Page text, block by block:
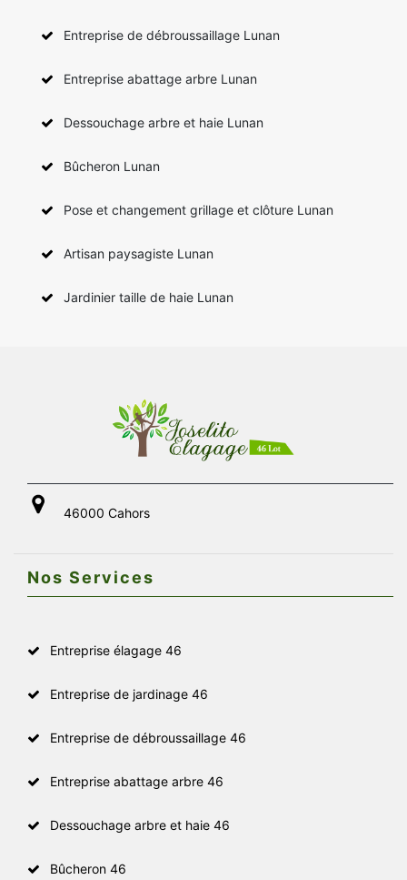
Entreprise de débroussaillage Lunan
Entreprise abattage arbre Lunan
Dessouchage arbre et haie Lunan
Bûcheron Lunan
Pose et changement grillage et clôture Lunan
Artisan paysagiste Lunan
Jardinier taille de haie Lunan
46000 Cahors
Nos Services
Entreprise élagage 46
Entreprise de jardinage 46
Entreprise de débroussaillage 46
Entreprise abattage arbre 46
Dessouchage arbre et haie 46
Bûcheron 46